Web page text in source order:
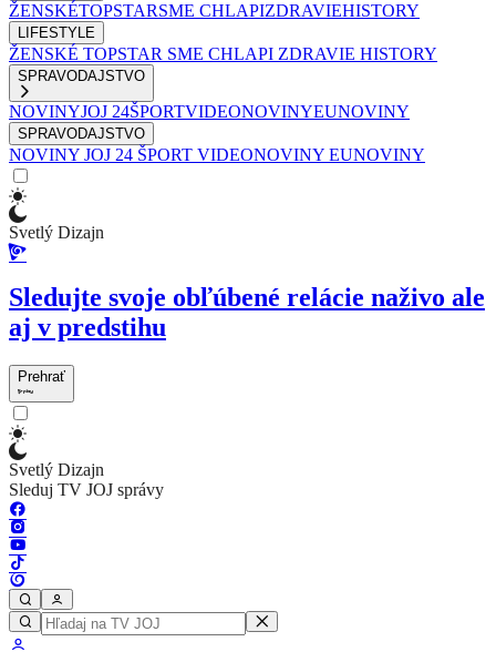
ŽENSKÉTOPSTARSME CHLAPIZDRAVIEHISTORY
LIFESTYLE
ŽENSKÉ TOPSTAR SME CHLAPI ZDRAVIE HISTORY
SPRAVODAJSTVO
NOVINYJOJ 24ŠPORTVIDEONOVINYEUNOVINY
SPRAVODAJSTVO
NOVINY JOJ 24 ŠPORT VIDEONOVINY EUNOVINY
Svetlý Dizajn
Sledujte svoje obľúbené relácie naživo ale
aj v predstihu
Prehrať
Svetlý Dizajn
Sleduj TV JOJ správy